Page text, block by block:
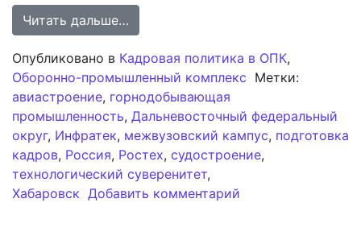
Читать дальше…
Опубликовано в Кадровая политика в ОПК,
Оборонно-промышленный комплекс Метки:
авиастроение, горнодобывающая
промышленность, Дальневосточный федеральный
округ, Инфратек, межвузовский кампус, подготовка
кадров, Россия, Ростех, судостроение,
технологический суверенитет,
Хабаровск Добавить комментарий